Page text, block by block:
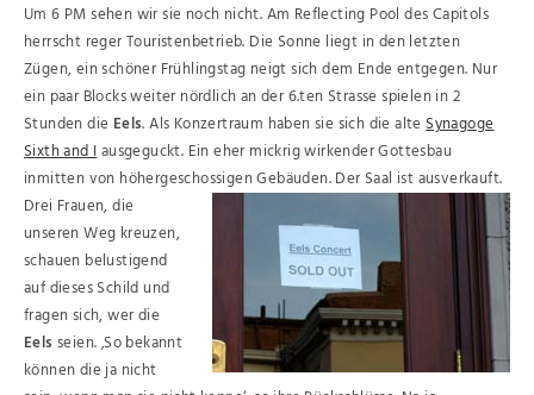
Um 6 PM sehen wir sie noch nicht. Am Reflecting Pool des Capitols
herrscht reger Touristenbetrieb. Die Sonne liegt in den letzten
Zügen, ein schöner Frühlingstag neigt sich dem Ende entgegen. Nur
ein paar Blocks weiter nördlich an der 6.ten Strasse spielen in 2
Stunden die Eels. Als Konzertraum haben sie sich die alteSynagoge
Sixth and Iausgeguckt. Ein eher mickrig wirkender Gottesbau
inmitten von höhergeschossigen Gebäuden. Der Saal ist ausverkauft.
Drei Frauen, die
unseren Weg kreuzen,
schauen belustigend
auf dieses Schild und
fragen sich, wer die
Eels seien. ‚So bekannt
können die ja nicht